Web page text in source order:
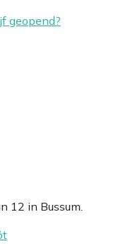
geopend?
12 in Bussum.